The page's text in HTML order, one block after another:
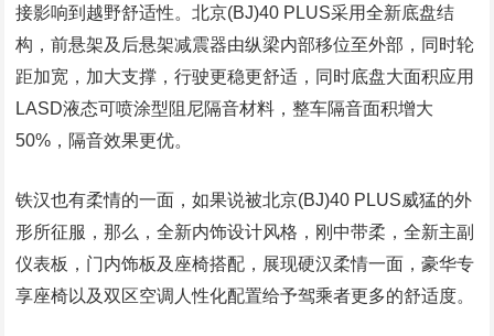
接影响到越野舒适性。北京(BJ)40 PLUS采用全新底盘结
构，前悬架及后悬架减震器由纵梁内部移位至外部，同时轮
距加宽，加大支撑，行驶更稳更舒适，同时底盘大面积应用
LASD液态可喷涂型阻尼隔音材料，整车隔音面积增大
50%，隔音效果更优。
铁汉也有柔情的一面，如果说被北京(BJ)40 PLUS威猛的外
形所征服，那么，全新内饰设计风格，刚中带柔，全新主副
仪表板，门内饰板及座椅搭配，展现硬汉柔情一面，豪华专
享座椅以及双区空调人性化配置给予驾乘者更多的舒适度。